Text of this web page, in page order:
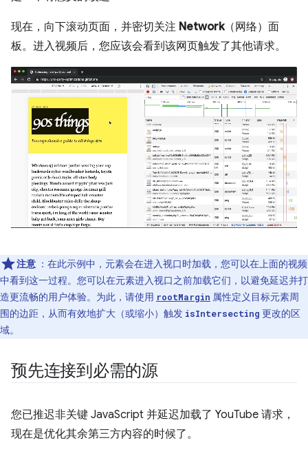
现在，向下滚动页面，并密切关注 Network（网络）面
板。进入视频后，您应该会看到该网页触发了其他请求。
注意 ：在此示例中，元素会在进入视口时加载，您可以在上面的视频
中看到这一过程。您可以在元素进入视口之前加载它们，以避免延迟并打
造更流畅的用户体验。为此，请使用 rootMargin 属性定义目标元素周
围的边距，从而有效地扩大（或缩小）触发 isIntersecting 更改的区
域。
预先连接到必需的源
您已推迟非关键 JavaScript 并延迟加载了 YouTube 请求，
现在是优化其余第三方内容的时候了。